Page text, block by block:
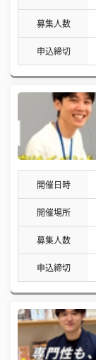
募集人数
申込締切
開催日時
開催場所
募集人数
申込締切